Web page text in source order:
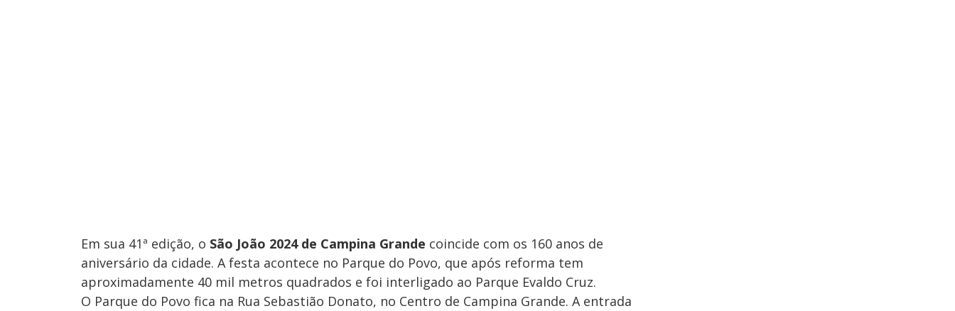
Em sua 41ª edição, o São João 2024 de Campina Grande coincide com os 160 anos de
aniversário da cidade. A festa acontece no Parque do Povo, que após reforma tem
aproximadamente 40 mil metros quadrados e foi interligado ao Parque Evaldo Cruz.
O Parque do Povo fica na Rua Sebastião Donato, no Centro de Campina Grande. A entrada